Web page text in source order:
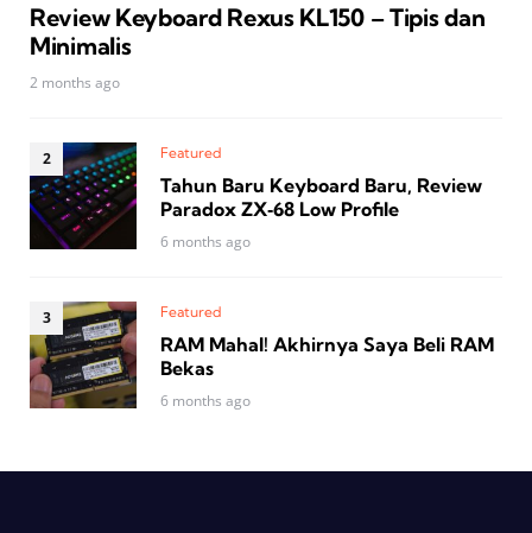
Review Keyboard Rexus KL150 – Tipis dan
Minimalis
2 months ago
Featured
Tahun Baru Keyboard Baru, Review
Paradox ZX‑68 Low Profile
6 months ago
Featured
RAM Mahal! Akhirnya Saya Beli RAM
Bekas
6 months ago